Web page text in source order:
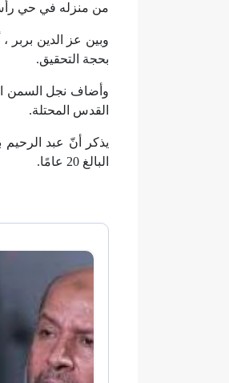
من منزله في حي رأس
وبين عز الدين بربر
بحجة التحقيق.
القدس المحتلة.
البالغ 20 عامًا.